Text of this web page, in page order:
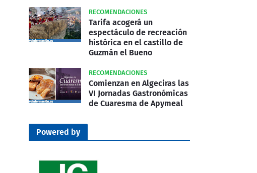
RECOMENDACIONES
Tarifa acogerá un
espectáculo de recreación
histórica en el castillo de
Guzmán el Bueno
RECOMENDACIONES
Comienzan en Algeciras las
VI Jornadas Gastronómicas
de Cuaresma de Apymeal
Powered by